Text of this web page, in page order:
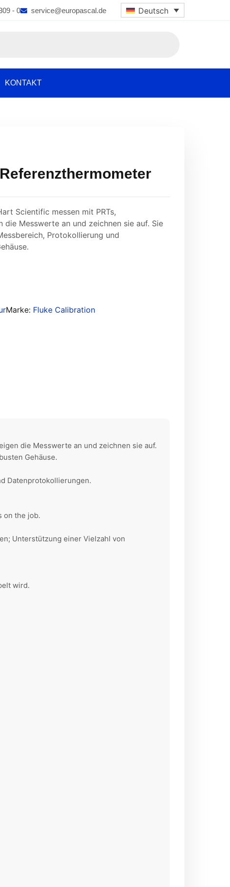
- 0 service@europascal.de Deutsch
KONTAKT
Scientific messen mit PRTs,
Messwerte an und zeichnen sie auf. Sie
Protokollierung und
Marke: Fluke Calibration
die Messwerte an und zeichnen sie auf.
Gehäuse.
Datenprotokollierungen.
on the job.
Unterstützung einer Vielzahl von
wird.